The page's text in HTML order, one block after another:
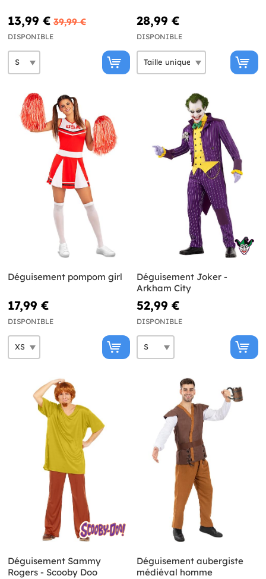
13,99 € 39,99 €
DISPONIBLE
28,99 €
DISPONIBLE
Déguisement pompom girl
17,99 €
DISPONIBLE
Déguisement Joker -
Arkham City
52,99 €
DISPONIBLE
Déguisement Sammy
Rogers - Scooby Doo
Déguisement aubergiste
médiéval homme